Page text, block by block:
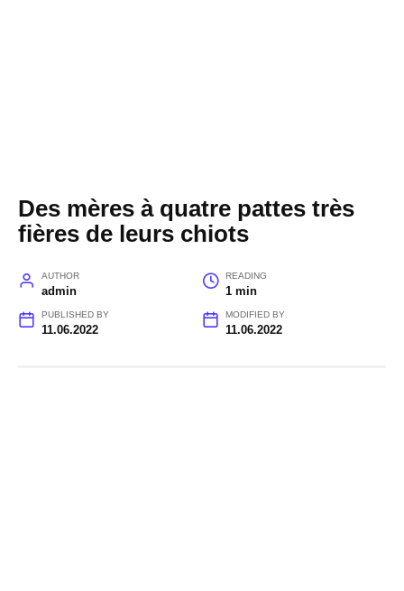
Des mères à quatre pattes très
fières de leurs chiots
AUTHOR
admin
READING
1 min
PUBLISHED BY
11.06.2022
MODIFIED BY
11.06.2022